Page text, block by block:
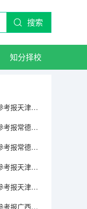
搜索
知分择校
2026高考广东历史类考生可参考报天津城市建设管理职业技术学院的专业汇总
2026高考广东物理类考生可参考报常德职业技术学院的专业汇总
2026高考广东历史类考生可参考报常德职业技术学院的专业汇总
2026高考广东物理类考生可参考报天津铁道职业技术学院的专业汇总
2026高考广东历史类考生可参考报天津铁道职业技术学院的专业汇总
2026高考广东物理类考生可参考报广西民族大学相思湖学院的专业汇总